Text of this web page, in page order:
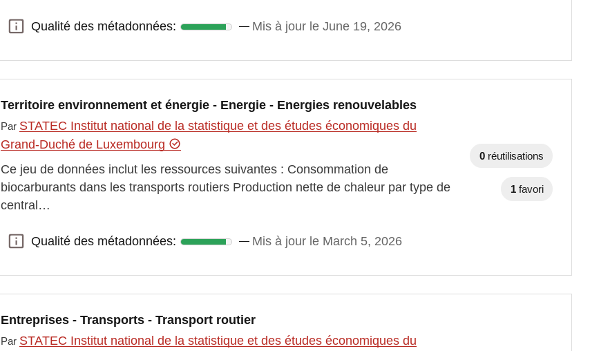
Qualité des métadonnées:
Qualité des métadonnées: Mis à jour le June 19, 2026
Territoire environnement et énergie - Energie - Energies renouvelables
Par STATEC Institut national de la statistique et des études économiques du
Grand-Duché de Luxembourg
Ce jeu de données inclut les ressources suivantes : Consommation de
biocarburants dans les transports routiers Production nette de chaleur par type de
central…
Qualité des métadonnées:
Qualité des métadonnées: Mis à jour le March 5, 2026
0 réutilisations
1 favori
Entreprises - Transports - Transport routier
Par STATEC Institut national de la statistique et des études économiques du